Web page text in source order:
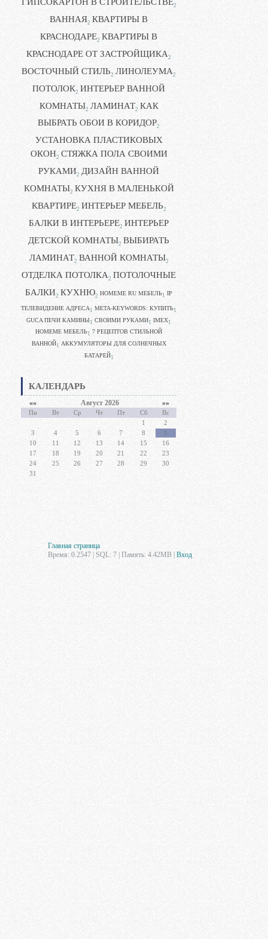
2
ВАННАЯ2 КВАРТИРЫ В
КРАСНОДАРЕ2 КВАРТИРЫ В
КРАСНОДАРЕ ОТ ЗАСТРОЙЩИКА2
ВОСТОЧНЫЙ СТИЛЬ2 ЛИНОЛЕУМА2
ПОТОЛОК2 ИНТЕРЬЕР ВАННОЙ
КОМНАТЫ2 ЛАМИНАТ2 КАК
ВЫБРАТЬ ОБОИ В КОРИДОР2
УСТАНОВКА ПЛАСТИКОВЫХ
ОКОН2 СТЯЖКА ПОЛА СВОИМИ
РУКАМИ2 ДИЗАЙН ВАННОЙ
КОМНАТЫ2 КУХНЯ В МАЛЕНЬКОЙ
КВАРТИРЕ2 ИНТЕРЬЕР МЕБЕЛЬ2
БАЛКИ В ИНТЕРЬЕРЕ2 ИНТЕРЬЕР
ДЕТСКОЙ КОМНАТЫ2 ВЫБИРАТЬ
ЛАМИНАТ2 ВАННОЙ КОМНАТЫ2
ОТДЕЛКА ПОТОЛКА2 ПОТОЛОЧНЫЕ
БАЛКИ2 КУХНЮ2 HOMEME RU МЕБЕЛЬ1 IP
ТЕЛЕВИДЕНИЕ АДРЕСА 1 META-KEYWORDS: КУПИТЬ1
GUCA ПЕЧИ КАМИНЫ1 CВОИМИ РУКАМИ1 IMEX1
HOMEME МЕБЕЛЬ1 7 РЕЦЕПТОВ СТИЛЬНОЙ
ВАННОЙ1 АККУМУЛЯТОРЫ ДЛЯ СОЛНЕЧНЫХ
БАТАРЕЙ1
КАЛЕНДАРЬ
«« Август 2026 »»
Пн Вт Ср Чт Пт Сб
Вс
1
2
3
4 5 6 7 8
9
10
11 12 13 14 15
16
17
18 19 20 21 22
23
24
25 26 27 28 29
30
31
Главная страница
Время: 0.2547 | SQL: 7 | Память: 4.42MB Вход